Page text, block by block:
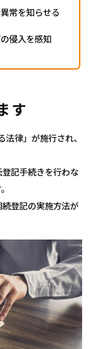
常を知らせる
侵入を感知
す
律」が施行され、
記手続きを行わな
登記の実施方法が